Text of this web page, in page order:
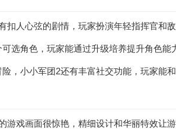
扣人心弦的剧情，玩家扮演年轻指挥官和
选角色，玩家能通过升级培养提升角色
，小小军团2还有丰富社交功能，玩家能
游戏画面很惊艳，精细设计和华丽特效让